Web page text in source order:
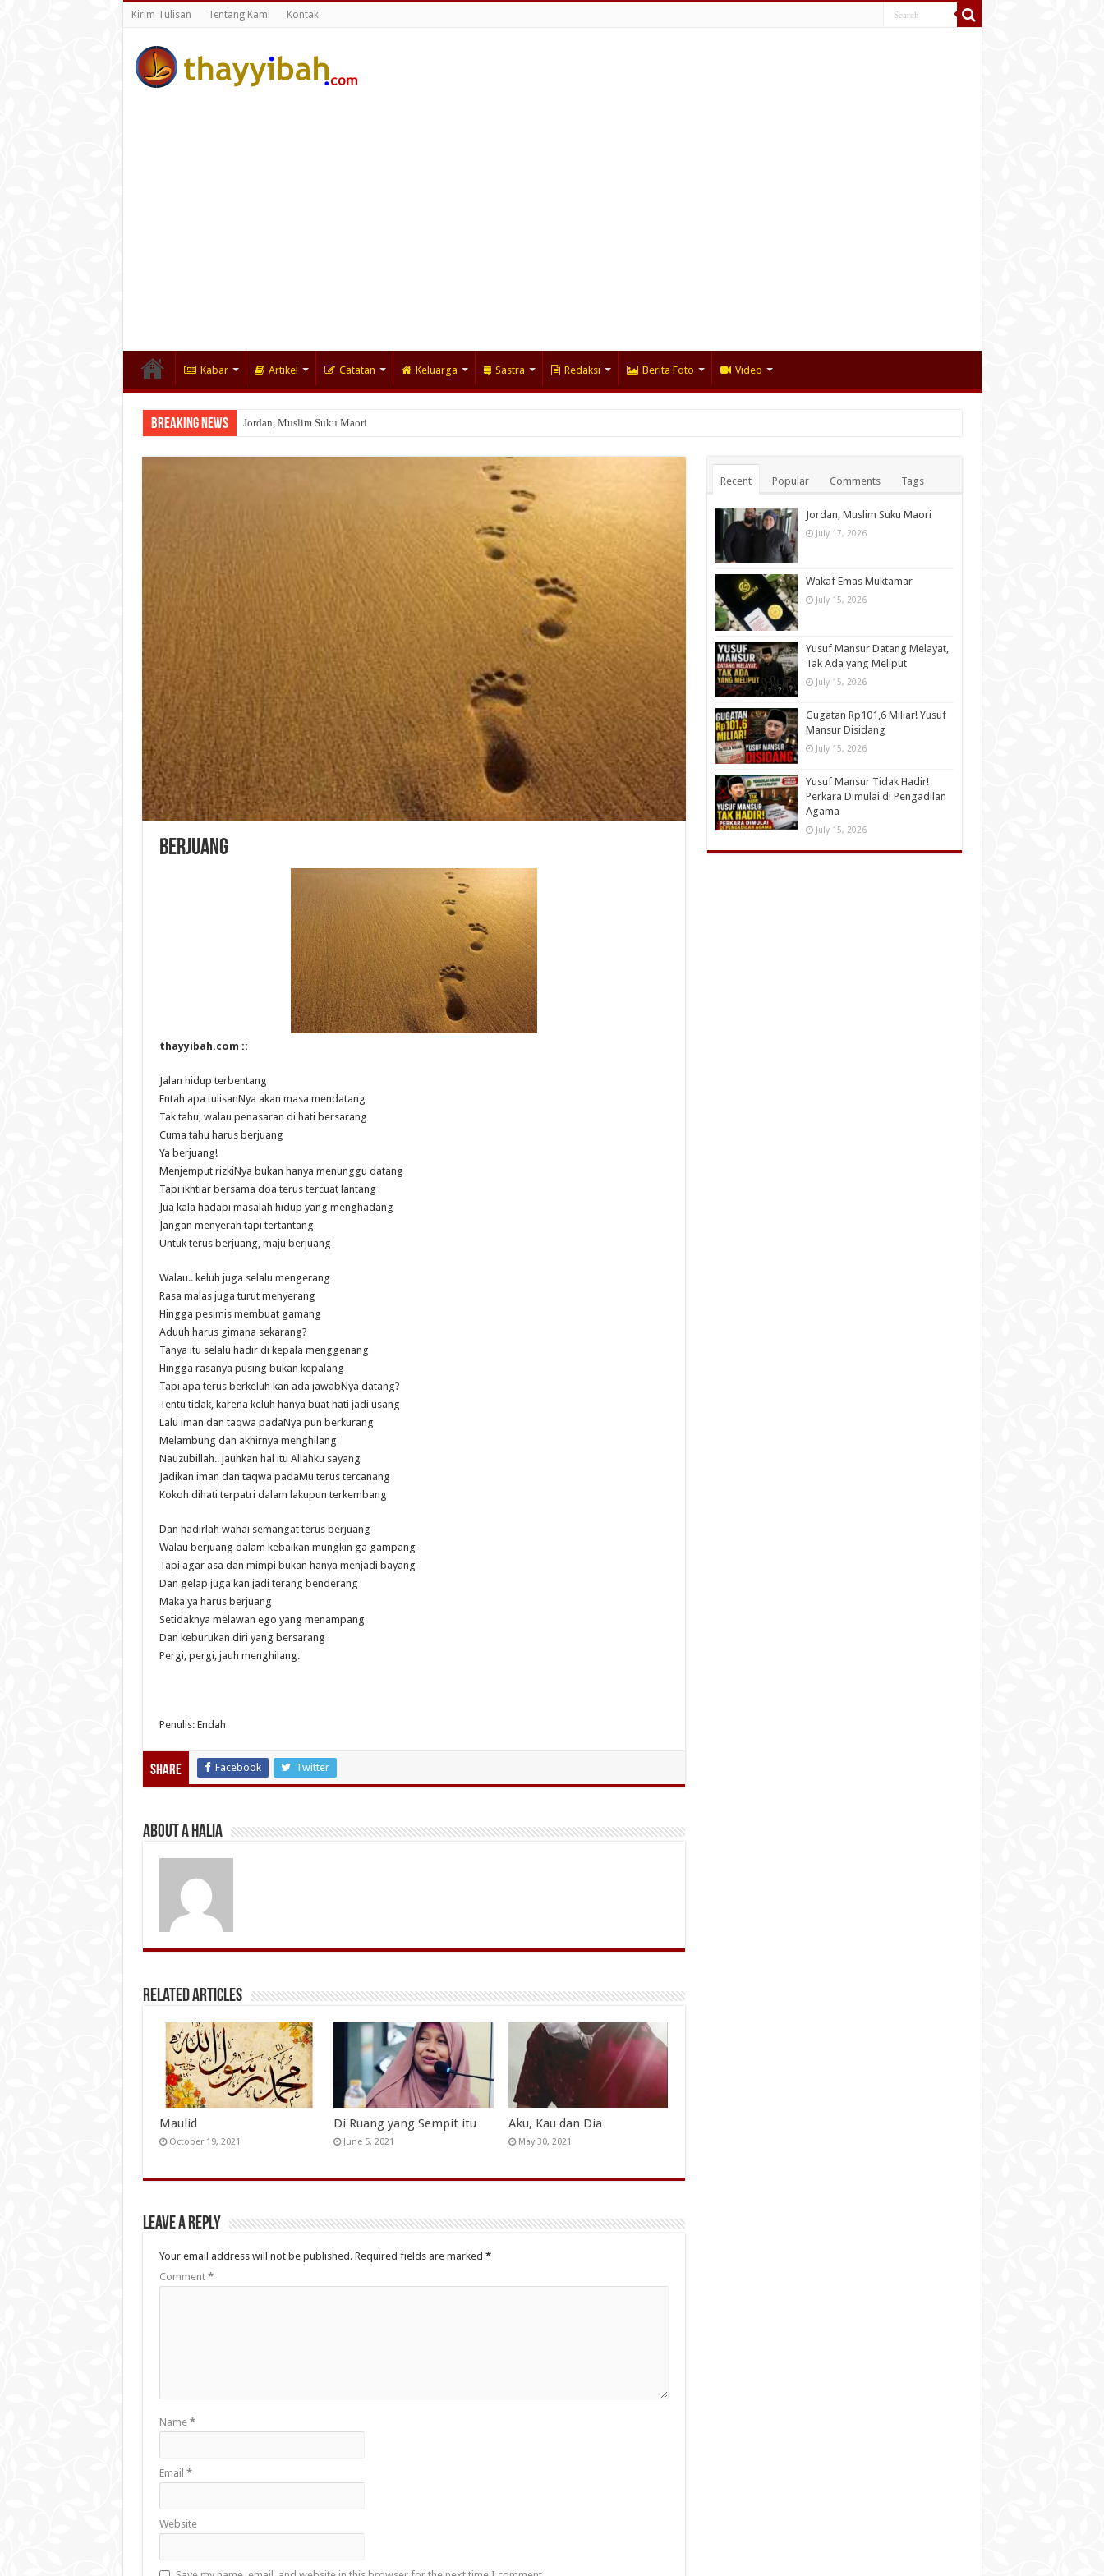
Kirim Tulisan Tentang Kami Kontak
Kabar Artikel Catatan Keluarga Sastra Redaksi Berita Foto Video
Breaking News Jordan, Muslim Suku Maori
Wakaf Emas Muktamar
Berjuang
thayyibah.com ::
Jalan hidup terbentang
Entah apa tulisanNya akan masa mendatang
Tak tahu, walau penasaran di hati bersarang
Cuma tahu harus berjuang
Ya berjuang!
Menjemput rizkiNya bukan hanya menunggu datang
Tapi ikhtiar bersama doa terus tercuat lantang
Jua kala hadapi masalah hidup yang menghadang
Jangan menyerah tapi tertantang
Untuk terus berjuang, maju berjuang
Walau.. keluh juga selalu mengerang
Rasa malas juga turut menyerang
Hingga pesimis membuat gamang
Aduuh harus gimana sekarang?
Tanya itu selalu hadir di kepala menggenang
Hingga rasanya pusing bukan kepalang
Tapi apa terus berkeluh kan ada jawabNya datang?
Tentu tidak, karena keluh hanya buat hati jadi usang
Lalu iman dan taqwa padaNya pun berkurang
Melambung dan akhirnya menghilang
Nauzubillah.. jauhkan hal itu Allahku sayang
Jadikan iman dan taqwa padaMu terus tercanang
Kokoh dihati terpatri dalam lakupun terkembang
Dan hadirlah wahai semangat terus berjuang
Walau berjuang dalam kebaikan mungkin ga gampang
Tapi agar asa dan mimpi bukan hanya menjadi bayang
Dan gelap juga kan jadi terang benderang
Maka ya harus berjuang
Setidaknya melawan ego yang menampang
Dan keburukan diri yang bersarang
Pergi, pergi, jauh menghilang.
Penulis: Endah
Share Facebook Twitter
About A Halia
Related Articles
Maulid
October 19, 2021
Di Ruang yang Sempit itu
June 5, 2021
Aku, Kau dan Dia
May 30, 2021
Leave a Reply
Your email address will not be published. Required fields are marked *
Comment *
Name *
Email *
Website
Recent Popular Comments Tags
Jordan, Muslim Suku Maori
July 17, 2026
Wakaf Emas Muktamar
July 15, 2026
Yusuf Mansur Datang Melayat,
Tak Ada yang Meliput
July 15, 2026
Gugatan Rp101,6 Miliar! Yusuf
Mansur Disidang
July 15, 2026
Yusuf Mansur Tidak Hadir!
Perkara Dimulai di Pengadilan
Agama
July 15, 2026